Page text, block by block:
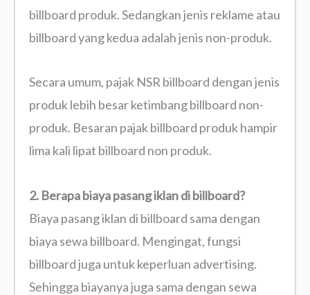
billboard produk. Sedangkan jenis reklame atau
billboard yang kedua adalah jenis non-produk.
Secara umum, pajak NSR billboard dengan jenis
produk lebih besar ketimbang billboard non-
produk. Besaran pajak billboard produk hampir
lima kali lipat billboard non produk.
2. Berapa biaya pasang iklan di billboard?
Biaya pasang iklan di billboard sama dengan
biaya sewa billboard. Mengingat, fungsi
billboard juga untuk keperluan advertising.
Sehingga biayanya juga sama dengan sewa